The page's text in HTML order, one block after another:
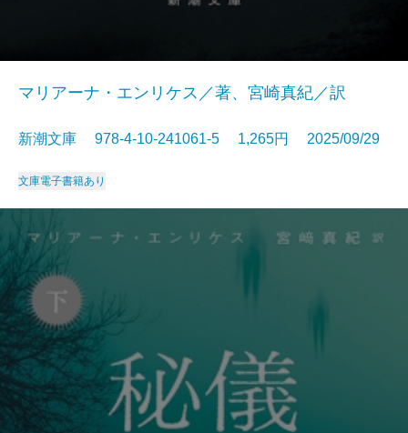
マリアーナ・エンリケス／著、宮崎真紀／訳
新潮文庫 978-4-10-241061-5 1,265円 2025/09/29
文庫電子書籍あり